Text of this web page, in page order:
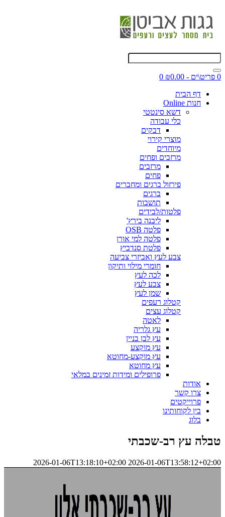
0 פריט\ים - ₪0.00
0
דף הבית
חנות Online
דשא סינטטי
כלי עבודה
דבקים
מוצרי קירוי
מיוחדים
מרזבים ופחים
מרזבים
פחים
פירזול ברגים ומחברים
ברגים
תושבות
פלטות/לבידים
ליבנה בירץ'
פלטה OSB
פלטה למי אורן
פלטת סנדביץ
צבע לעץ ואביזרי צביעה
חומרי מילוי ותיקון
לכה לעץ
צבע לעץ
שמן לעץ
קטלוג רעפים
קטלוג עצים
לאטה
עץ גלריה
עץ לבן בניין
עץ מוקצע
עץ מוקצע-מחוטא
עץ מחוטא
פרופילים ומידות זמינים במלאי
אודות
צרו קשר
פרוייקטים
בין לקוחותינו
בלוג
טבלה עץ רב-שכבתי
2026-01-06T13:18:10+02:00 2026-01-06T13:58:12+02:00